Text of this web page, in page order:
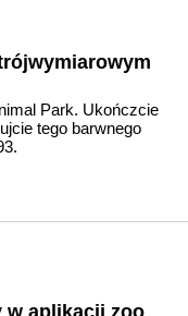
Park. Ukończcie
tego barwnego
w aplikacji zoo